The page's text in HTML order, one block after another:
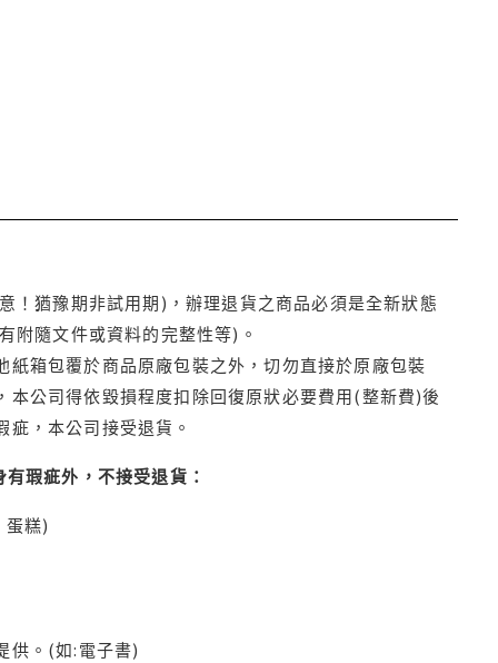
！猶豫期非試用期)，辦理退貨之商品必須是全新狀態
附隨文件或資料的完整性等)。
箱包覆於商品原廠包裝之外，切勿直接於原廠包裝
公司得依毀損程度扣除回復原狀必要費用(整新費)後
，本公司接受退貨。
瑕疵外，不接受退貨：
蛋糕)
供。(如:電子書)